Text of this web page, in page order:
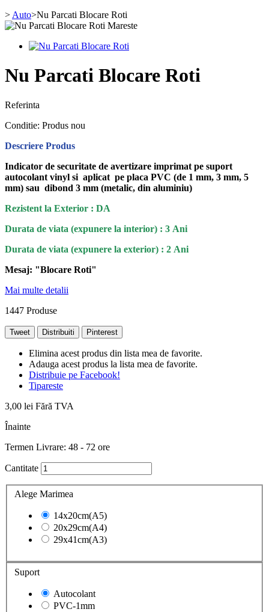
> Auto>Nu Parcati Blocare Roti
Mareste
Nu Parcati Blocare Roti
Referinta
Conditie: Produs nou
Descriere Produs
Indicator de securitate de avertizare imprimat pe suport
autocolant vinyl si aplicat pe placa PVC (de 1 mm, 3 mm, 5
mm) sau dibond 3 mm (metalic, din aluminiu)
Rezistent la Exterior : DA
Durata de viata (expunere la interior) : 3 Ani
Durata de viata (expunere la exterior) : 2 Ani
Mesaj: "Blocare Roti"
Mai multe detalii
1447 Produse
Tweet Distribuiti Pinterest
Elimina acest produs din lista mea de favorite.
Adauga acest produs la lista mea de favorite.
Distribuie pe Facebook!
Tipareste
3,00 lei Fără TVA
Înainte
Termen Livrare: 48 - 72 ore
Cantitate
Alege Marimea
14x20cm(A5)
20x29cm(A4)
29x41cm(A3)
Suport
Autocolant
PVC-1mm